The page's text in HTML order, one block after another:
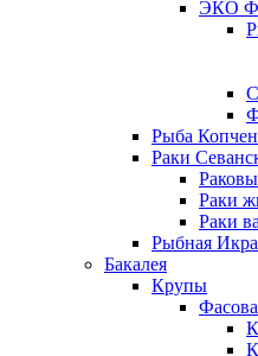
ЭКО
Рыба
Раки
Раки
Раки
Рыбная Икра
Бакалея
Крупы